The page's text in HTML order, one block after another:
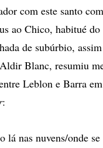
com este santo
ao Chico, habitué
de subúrbio,
Blanc, resumiu
Leblon e Barra em
:
lá nas nuvens/onde se